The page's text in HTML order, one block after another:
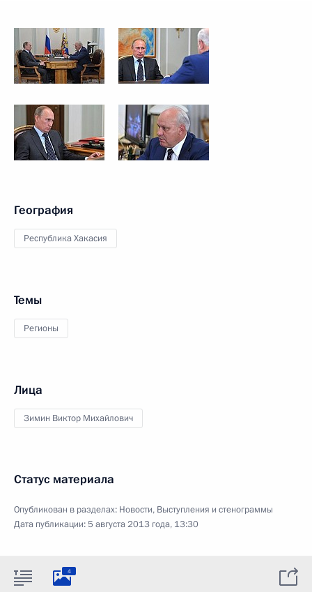
География
Республика Хакасия
Темы
Регионы
Лица
Зимин Виктор Михайлович
Статус материала
Опубликован в разделах: Новости, Выступления и стенограммы
Дата публикации:5 августа 2013 года, 13:30
4